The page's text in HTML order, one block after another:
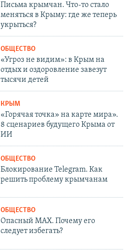
Письма крымчан. Что-то стало
меняться в Крыму: где же теперь
укрыться?
ОБЩЕСТВО
«Угроз не видим»: в Крым на
отдых и оздоровление завезут
тысячи детей
КРЫМ
«Горячая точка» на карте мира».
8 сценариев будущего Крыма от
ИИ
ОБЩЕСТВО
Блокирование Telegram. Как
решить проблему крымчанам
ОБЩЕСТВО
Опасный MAX. Почему его
следует избегать?